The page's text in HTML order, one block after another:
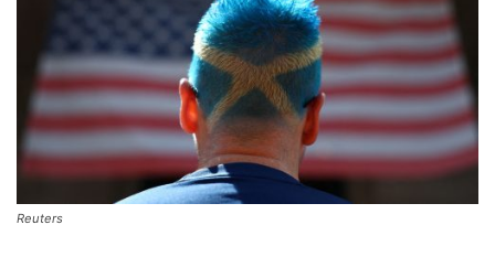
Reuters